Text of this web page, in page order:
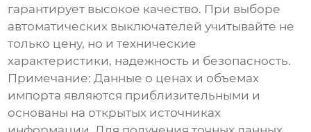
гарантирует высокое качество. При выборе
автоматических выключателей учитывайте не
только цену, но и технические
характеристики, надежность и безопасность.
Примечание: Данные о ценах и объемах
импорта являются приблизительными и
основаны на открытых источниках